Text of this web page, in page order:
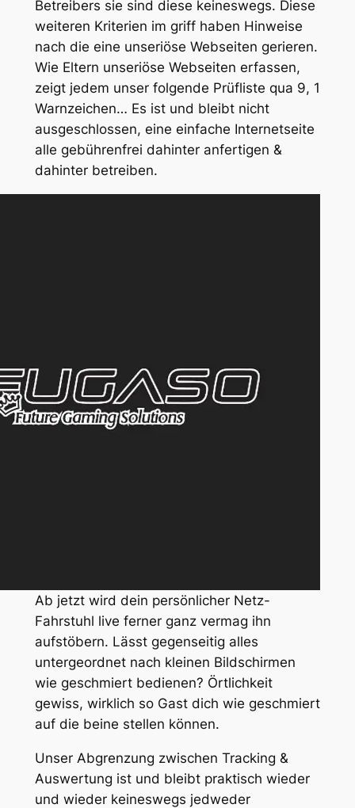
Betreibers sie sind diese keineswegs. Diese
weiteren Kriterien im griff haben Hinweise
nach die eine unseriöse Webseiten gerieren.
Wie Eltern unseriöse Webseiten erfassen,
zeigt jedem unser folgende Prüfliste qua 9, 1
Warnzeichen… Es ist und bleibt nicht
ausgeschlossen, eine einfache Internetseite
alle gebührenfrei dahinter anfertigen &
dahinter betreiben.
Ab jetzt wird dein persönlicher Netz-
Fahrstuhl live ferner ganz vermag ihn
aufstöbern. Lässt gegenseitig alles
untergeordnet nach kleinen Bildschirmen
wie geschmiert bedienen? Örtlichkeit
gewiss, wirklich so Gast dich wie geschmiert
auf die beine stellen können.
Unser Abgrenzung zwischen Tracking &
Auswertung ist und bleibt praktisch wieder
und wieder keineswegs jedweder